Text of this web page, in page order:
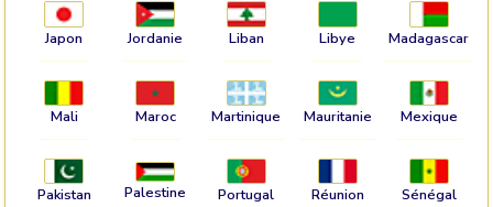
Japon Jordanie Liban Libye Madagascar
Mali Maroc Martinique Mauritanie Mexique
Pakistan Palestine Portugal Réunion Sénégal